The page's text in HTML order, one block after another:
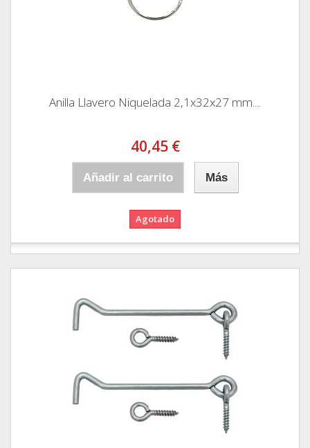
Anilla Llavero Niquelada 2,1x32x27 mm....
40,45 €
Añadir al carrito Más
Agotado